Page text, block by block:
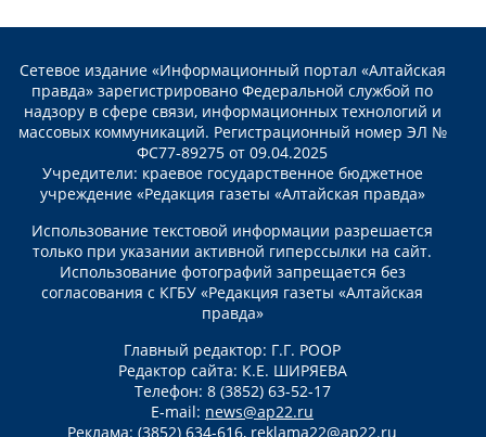
Сетевое издание «Информационный портал «Алтайская
правда» зарегистрировано Федеральной службой по
надзору в сфере связи, информационных технологий и
массовых коммуникаций. Регистрационный номер ЭЛ №
ФС77-89275 от 09.04.2025
Учредители: краевое государственное бюджетное
учреждение «Редакция газеты «Алтайская правда»
Использование текстовой информации разрешается
только при указании активной гиперссылки на сайт.
Использование фотографий запрещается без
согласования с КГБУ «Редакция газеты «Алтайская
правда»
Главный редактор: Г.Г. РООР
Редактор сайта: К.Е. ШИРЯЕВА
Телефон: 8 (3852) 63-52-17
E-mail: news@ap22.ru
Реклама: (3852) 634-616, reklama22@ap22.ru